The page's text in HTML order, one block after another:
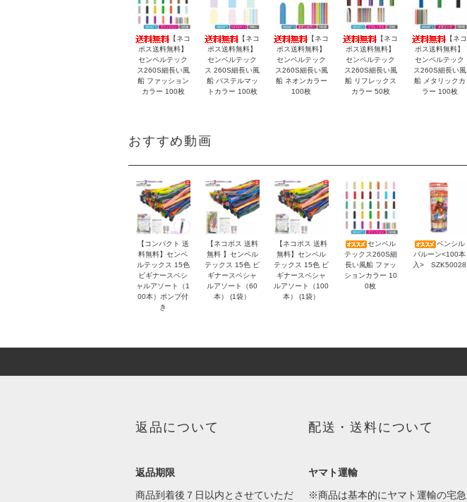
【ネコ
ポス送料無料】
センペルテック
ス260S細長い風
船 ファッション
カラー 100枚
【ネコ
ポス送料無料】
センペルテック
ス 260S細長い風
船 パステルマッ
トカラー 100枚
【ネコ
ポス送料無料】
センペルテック
ス260S細長い風
船 ネオンカラー
100枚
【ネコ
ポス送料無料】
センペルテック
ス260S細長い風
船 リフレックス
カラー 50枚
【ネコ
ポス送料無料】
センペルテック
ス260S細長い風
船 メタリックカ
ラー 100枚
おすすめ動画
【コンパクト 送
料無料】センペ
ルテックス 15色
ビギナースペシ
ャルアソート（1
00本）ポンプ付
き
【ネコポス 送料
無料 】センペル
テックス 15色 ビ
ギナースペシャ
ルアソート（60
本） (1袋）
【ネコポス 送料
無料】センペル
テックス 15色 ビ
ギナースペシャ
ルアソート（100
本） (1袋）
センペル
テックス260S細
長い風船 ファッ
ションカラー 10
0枚
ペンシル
バルーン<100本
入> SZK50028
返品について
返品期限
商品到着後７日以内とさせていただ
配送・送料について
ヤマト運輸
※商品は基本的にヤマト運輸の宅急